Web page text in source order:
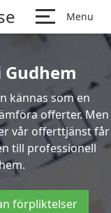
Menu
kännas som en
offerter. Men
vår offerttjänst får
till professionell
förpliktelser